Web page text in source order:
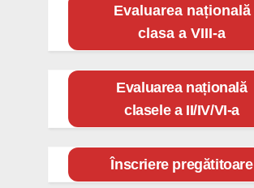
Evaluarea națională
clasa a VIII-a
Evaluarea națională
clasele a II/IV/VI-a
Înscriere pregătitoare